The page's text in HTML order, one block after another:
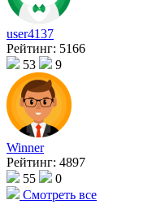
user4137
Рейтинг: 5166
53
9
Winner
Рейтинг: 4897
55
0
Смотреть все